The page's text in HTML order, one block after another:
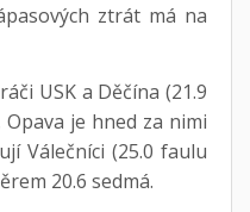
ztrát má na
USK a Děčína (21.9
je hned za nimi
Válečníci (25.0 faulu
20.6 sedmá.